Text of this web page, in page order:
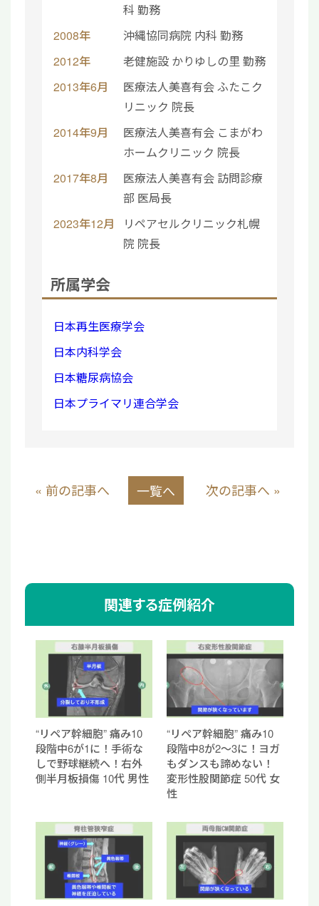
科 勤務
2008年
沖縄協同病院 内科 勤務
2012年
老健施設 かりゆしの里 勤務
2013年6月
医療法人美喜有会 ふたこク
リニック 院長
2014年9月
医療法人美喜有会 こまがわ
ホームクリニック 院長
2017年8月
医療法人美喜有会 訪問診療
部 医局長
2023年12月
リペアセルクリニック札幌
院 院長
所属学会
日本再生医療学会
日本内科学会
日本糖尿病協会
日本プライマリ連合学会
« 前の記事へ 一覧へ 次の記事へ »
関連する症例紹介
“リペア幹細胞” 痛み10
段階中6が1に！手術な
しで野球継続へ！右外
側半月板損傷 10代 男性
“リペア幹細胞” 痛み10
段階中8が2〜3に！ヨガ
もダンスも諦めない！
変形性股関節症 50代 女
性